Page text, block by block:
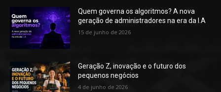
Quem governa os algoritmos? A nova
geração de administradores na era da I.A
15 de junho de 2026
Geração Z, inovação e o futuro dos
pequenos negócios
4 de junho de 2026